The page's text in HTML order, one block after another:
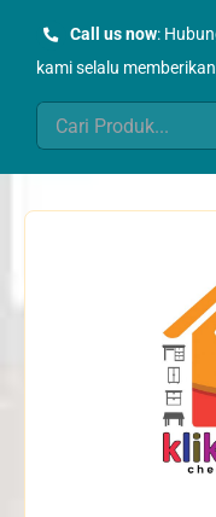
Call us now:
kami selalu
Search
for: